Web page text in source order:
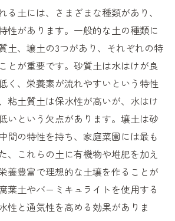
やすための土壌改良方法
壌の条件とその達成方法
化するための土の管理
土壌診断とその改善策
びで実現する豊かな収穫
と栄養供給を高める方法
壌改良と栄養補給のポイント
基本とその効果
に必要な栄養素の供給方法
土壌改良材の選び方
利用方法とその効果
る土には、さまざまな種類があり、
性があります。一般的な土の種類に
土、壌土の3つがあり、それぞれの特
とが重要です。砂質土は水はけが良
く、栄養素が流れやすいという特性
粘土質土は保水性が高いが、水はけ
いという欠点があります。壌土は砂
間の特性を持ち、家庭菜園には最も
、これらの土に有機物や堆肥を加え
養豊富で理想的な土壌を作ることが
葉土やバーミキュライトを使用する
性と通気性を高める効果がありま